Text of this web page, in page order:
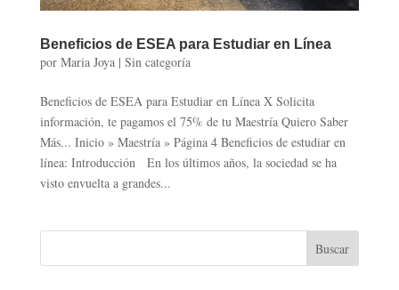
Beneficios de ESEA para Estudiar en Línea
por Maria Joya| Sin categoría
Beneficios de ESEA para Estudiar en Línea X Solicita
información, te pagamos el 75% de tu Maestría Quiero Saber
Más... Inicio » Maestría » Página 4 Beneficios de estudiar en
línea: Introducción En los últimos años, la sociedad se ha
visto envuelta a grandes...